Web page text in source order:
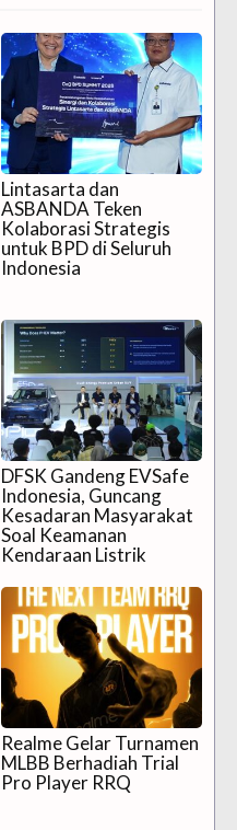
Lintasarta dan
ASBANDA Teken
Kolaborasi Strategis
untuk BPD di Seluruh
Indonesia
DFSK Gandeng EVSafe
Indonesia, Guncang
Kesadaran Masyarakat
Soal Keamanan
Kendaraan Listrik
Realme Gelar Turnamen
MLBB Berhadiah Trial
Pro Player RRQ